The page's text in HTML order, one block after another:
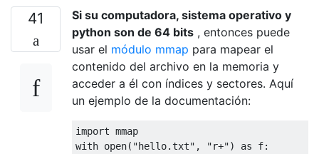
41
Si su computadora, sistema operativo y
python son de 64 bits , entonces puede
usar el módulo mmap para mapear el
contenido del archivo en la memoria y
acceder a él con índices y sectores. Aquí
un ejemplo de la documentación:
import mmap
with open( "hello.txt" , "r+") as f: